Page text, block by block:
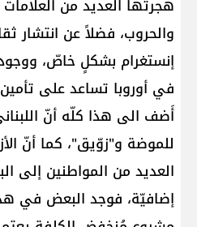
هجرتها العديد من العلامات
والحروب، فضلاً عن انتشار
إنستغرام بشكلٍ خاصّ، ووجود
في أوروبا تساعد على
أَضف الى هذا كلّه أنّ
للموضة و"زوّيق"، كما أنّ
العديد من المواطنين إلى
إضافيّة، فوجد البعض في